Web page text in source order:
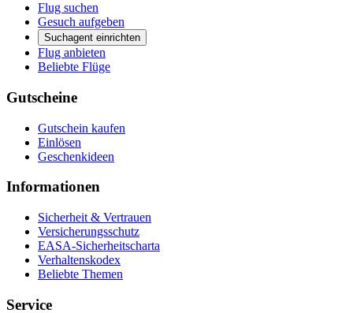
Flug suchen
Gesuch aufgeben
Suchagent einrichten
Flug anbieten
Beliebte Flüge
Gutscheine
Gutschein kaufen
Einlösen
Geschenkideen
Informationen
Sicherheit & Vertrauen
Versicherungsschutz
EASA-Sicherheitscharta
Verhaltenskodex
Beliebte Themen
Service